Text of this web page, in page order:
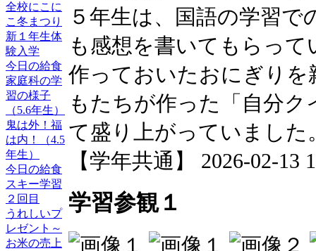
全校にこに
こ冬まつり
新１年生体
験入学
今日の給食
家庭科の学
習の様子
（5.6年生）
鬼は外！福
は内！（4.5
年生）
今日の給食
スキー学習
２回目
うれしいプ
レゼント～
お米の売上
５年生は、国語の学習
も感想を書いてもらっ
作っておいたおにぎり
もたちが作った「自分
て盛り上がっていました
【学年共通】 2026-02-13
学習参観１